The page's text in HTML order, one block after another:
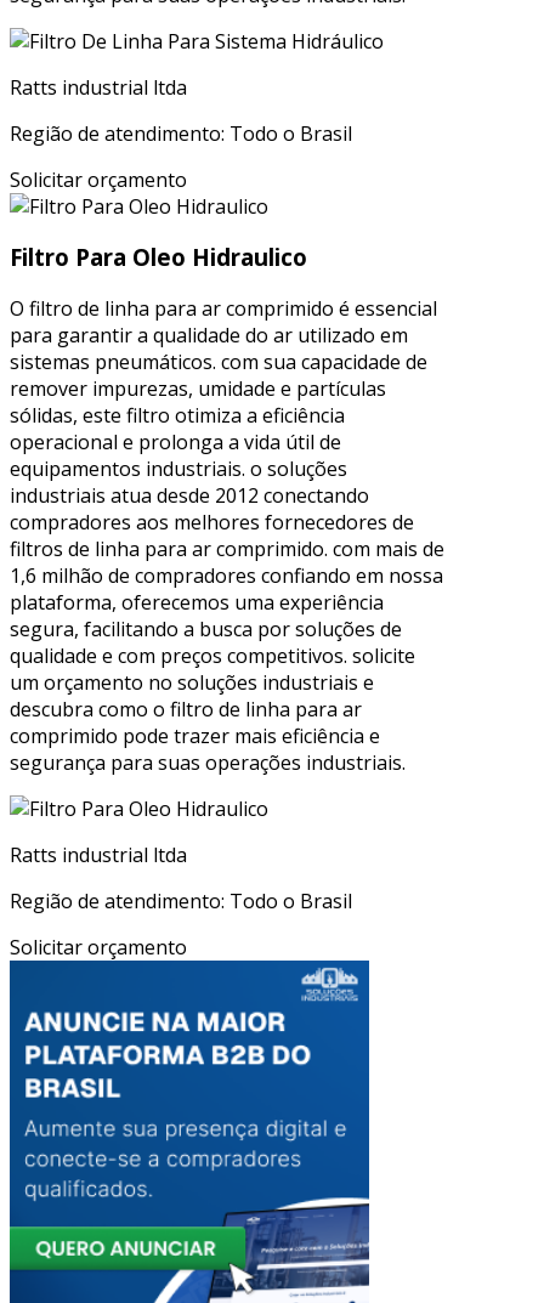
Ratts industrial ltda
Região de atendimento: Todo o Brasil
Solicitar orçamento
Filtro Para Oleo Hidraulico
O filtro de linha para ar comprimido é essencial
para garantir a qualidade do ar utilizado em
sistemas pneumáticos. com sua capacidade de
remover impurezas, umidade e partículas
sólidas, este filtro otimiza a eficiência
operacional e prolonga a vida útil de
equipamentos industriais. o soluções
industriais atua desde 2012 conectando
compradores aos melhores fornecedores de
filtros de linha para ar comprimido. com mais de
1,6 milhão de compradores confiando em nossa
plataforma, oferecemos uma experiência
segura, facilitando a busca por soluções de
qualidade e com preços competitivos. solicite
um orçamento no soluções industriais e
descubra como o filtro de linha para ar
comprimido pode trazer mais eficiência e
segurança para suas operações industriais.
Ratts industrial ltda
Região de atendimento: Todo o Brasil
Solicitar orçamento